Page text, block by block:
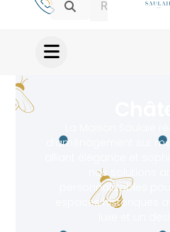
d’aménagement sur
nos solutions
personnalisables
espaces historiques